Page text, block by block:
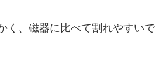
く、磁器に比べて割れやすいで